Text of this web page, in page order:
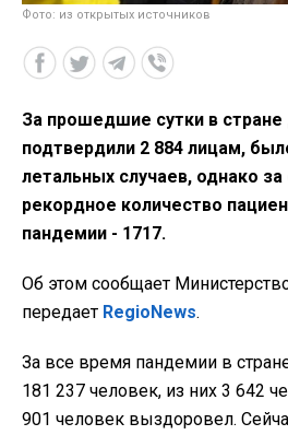
Фото: из открытых источников
За прошедшие сутки в стране
подтвердили 2 884 лицам,
летальных случаев, однако
рекордное количество
пандемии - 1717.
Об этом сообщает
передает RegioNews.
За все время пандемии в
181 237 человек, из них 3 642
901 человек выздоровел.